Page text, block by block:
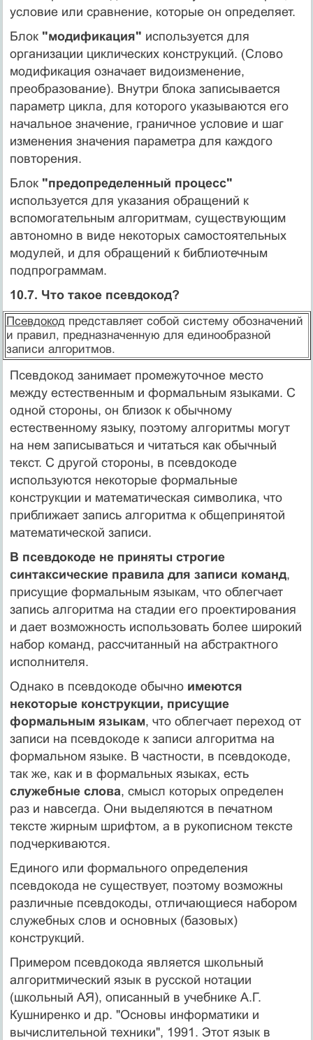
условие или сравнение, которые он определяет.
Блок "модификация" используется для
организации циклических конструкций. (Слово
модификация означает видоизменение,
преобразование). Внутри блока записывается
параметр цикла, для которого указываются его
начальное значение, граничное условие и шаг
изменения значения параметра для каждого
повторения.
Блок "предопределенный процесс"
используется для указания обращений к
вспомогательным алгоритмам, существующим
автономно в виде некоторых самостоятельных
модулей, и для обращений к библиотечным
подпрограммам.
10.7. Что такое псевдокод?
Псевдокодпредставляет собой систему обозначений
и правил, предназначенную для единообразной
записи алгоритмов.
Псевдокод занимает промежуточное место
между естественным и формальным языками. С
одной стороны, он близок к обычному
естественному языку, поэтому алгоритмы могут
на нем записываться и читаться как обычный
текст. С другой стороны, в псевдокоде
используются некоторые формальные
конструкции и математическая символика, что
приближает запись алгоритма к общепринятой
математической записи.
В псевдокоде не приняты строгие
синтаксические правила для записи команд,
присущие формальным языкам, что облегчает
запись алгоритма на стадии его проектирования
и дает возможность использовать более широкий
набор команд, рассчитанный на абстрактного
исполнителя.
Однако в псевдокоде обычно имеются
некоторые конструкции, присущие
формальным языкам, что облегчает переход от
записи на псевдокоде к записи алгоритма на
формальном языке. В частности, в псевдокоде,
так же, как и в формальных языках, есть
служебные слова, смысл которых определен
раз и навсегда. Они выделяются в печатном
тексте жирным шрифтом, а в рукописном тексте
подчеркиваются.
Единого или формального определения
псевдокода не существует, поэтому возможны
различные псевдокоды, отличающиеся набором
служебных слов и основных (базовых)
конструкций.
Примером псевдокода является школьный
алгоритмический язык в русской нотации
(школьный АЯ), описанный в учебнике А.Г.
Кушниренко и др. "Основы информатики и
вычислительной техники", 1991. Этот язык в